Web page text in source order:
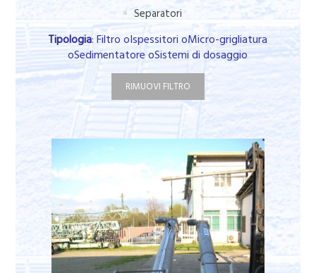
Separatori
Tipologia: Filtro oIspessitori oMicro-grigliatura
oSedimentatore oSistemi di dosaggio
RIMUOVI FILTRO